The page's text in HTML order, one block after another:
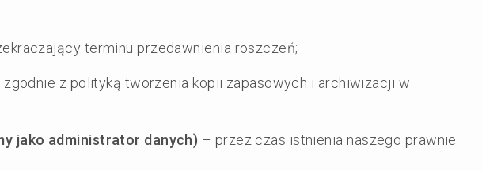
terminu przedawnienia roszczeń;
z polityką tworzenia kopii zapasowych i archiwizacji w
jako administrator danych) – przez czas istnienia naszego prawnie